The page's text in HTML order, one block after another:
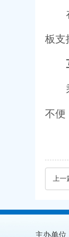
板支
不便
上一
主办单位